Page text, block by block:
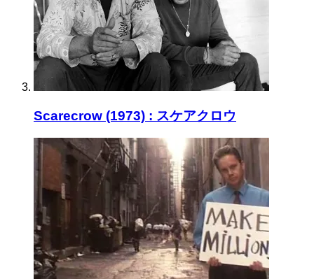
Scarecrow (1973) : スケアクロウ